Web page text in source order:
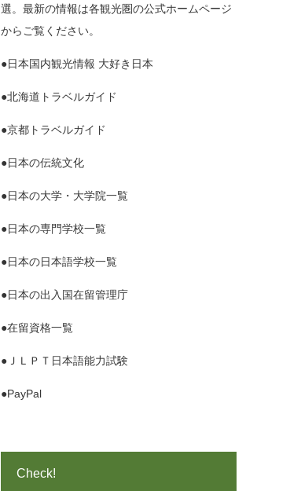
選。最新の情報は各観光圏の公式ホームページ
からご覧ください。
●日本国内観光情報 大好き日本
●北海道トラベルガイド
●京都トラベルガイド
●日本の伝統文化
●日本の大学・大学院一覧
●日本の専門学校一覧
●日本の日本語学校一覧
●日本の出入国在留管理庁
●在留資格一覧
●ＪＬＰＴ日本語能力試験
●PayPal
Check!